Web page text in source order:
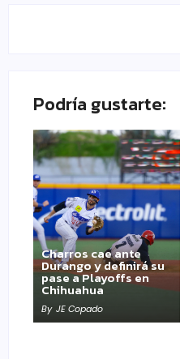
Podría gustarte:
Charros cae ante
Durango y definirá su
pase a Playoffs en
Chihuahua
By JE Copado